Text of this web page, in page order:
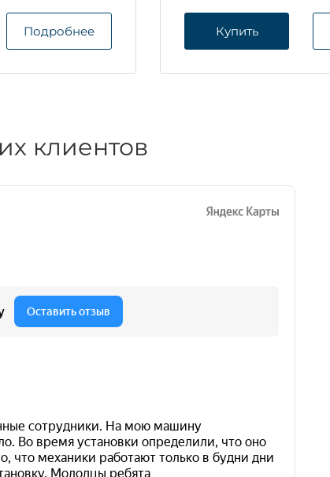
Подробнее Купить
клиентов